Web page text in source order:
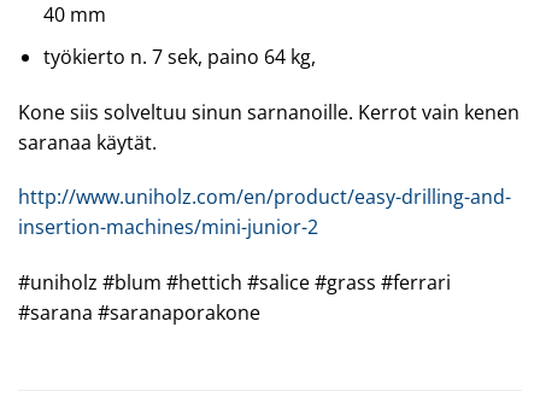
40 mm
työkierto n. 7 sek, paino 64 kg,
Kone siis solveltuu sinun sarnanoille. Kerrot vain kenen
saranaa käytät.
http://www.uniholz.com/en/product/easy-drilling-and-
insertion-machines/mini-junior-2
#uniholz #blum #hettich #salice #grass #ferrari
#sarana #saranaporakone